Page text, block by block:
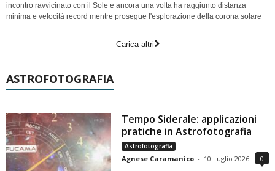
incontro ravvicinato con il Sole e ancora una volta ha raggiunto distanza
minima e velocità record mentre prosegue l'esplorazione della corona solare
Carica altri
ASTROFOTOGRAFIA
Tempo Siderale: applicazioni
pratiche in Astrofotografia
Astrofotografia
Agnese Caramanico - 10 Luglio 2026 0